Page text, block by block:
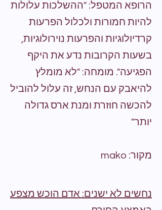
הרופא המטפל: "ההשלכות עלולות
להיות חמורות ולכלול הפרעות
קרדיולוגיות והפרעות נוירולוגיות,
בשעות הקרובות נדע את היקף
הפגיעה". מומחה: "לא מומלץ
להיאבק עם הנחש, זה עלול להוביל
להכשה חוזרת ומנת ארס גדולה
יותר"
מקור: mako
נחשים לא ישנים: אדם הוכש מצפע